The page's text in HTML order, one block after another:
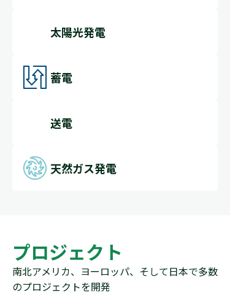
太陽光発電
蓄電
送電
天然ガス発電
プロジェクト
南北アメリカ、ヨーロッパ、そして日本で多数
のプロジェクトを開発